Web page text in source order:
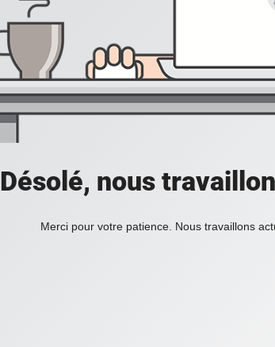
Désolé, nous
Merci pour votre patience. Nous travaillons